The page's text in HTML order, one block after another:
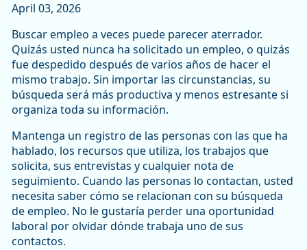
April 03, 2026
Buscar empleo a veces puede parecer aterrador.
Quizás usted nunca ha solicitado un empleo, o quizás
fue despedido después de varios años de hacer el
mismo trabajo. Sin importar las circunstancias, su
búsqueda será más productiva y menos estresante si
organiza toda su información.
Mantenga un registro de las personas con las que ha
hablado, los recursos que utiliza, los trabajos que
solicita, sus entrevistas y cualquier nota de
seguimiento. Cuando las personas lo contactan, usted
necesita saber cómo se relacionan con su búsqueda
de empleo. No le gustaría perder una oportunidad
laboral por olvidar dónde trabaja uno de sus
contactos.